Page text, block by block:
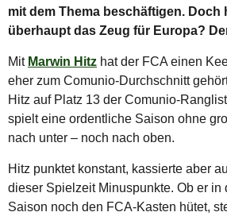
mit dem Thema beschäftigen. Doch
überhaupt das Zeug für Europa?
Mit Marwin Hitz hat der FCA einen
eher zum Comunio-Durchschnitt
Hitz auf Platz 13 der Comunio-
spielt eine ordentliche Saison ohne
nach unter – noch nach oben.
Hitz punktet konstant, kassierte aber
dieser Spielzeit Minuspunkte. Ob er in
Saison noch den FCA-Kasten hütet,